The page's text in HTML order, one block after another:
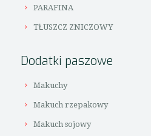
PARAFINA
TŁUSZCZ ZNICZOWY
Dodatki paszowe
Makuchy
Makuch rzepakowy
Makuch sojowy